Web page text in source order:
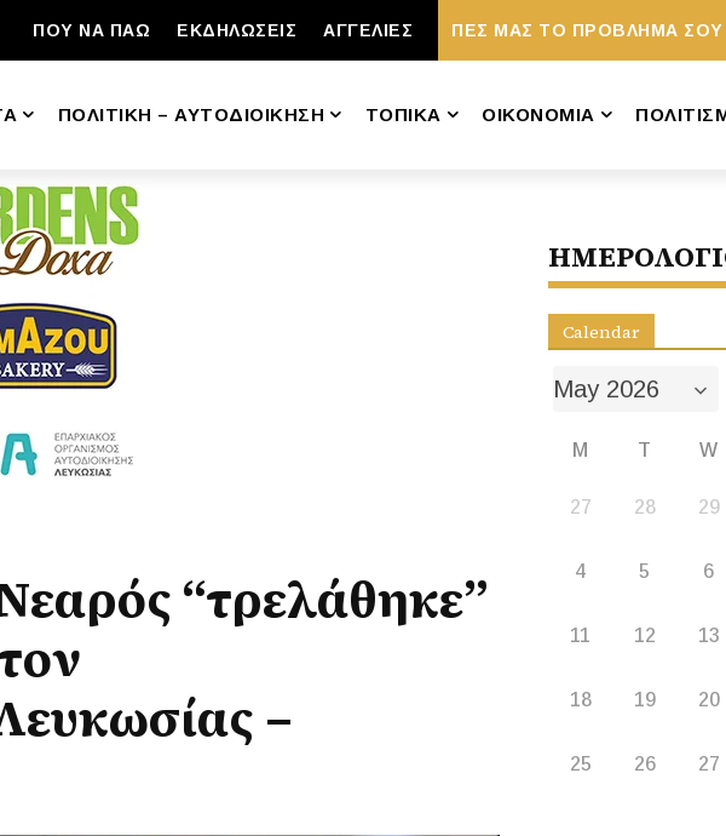
ΠΟΥ ΝΑ ΠΑΩ ΕΚΔΗΛΩΣΕΙΣ ΑΓΓΕΛΙΕΣ ΠΕΣ ΜΑΣ ΤΟ ΠΡΟΒΛΗΜΑ ΣΟΥ
ΠΟΛΙΤΙΚΗ – ΑΥΤΟΔΙΟΙΚΗΣΗ ΤΟΠΙΚΑ ΟΙΚΟΝΟΜΙΑ
“τρελάθηκε”
–
Calendar
M T W
27 28 29
4 5 6
11 12 13
18 19 20
25 26 27